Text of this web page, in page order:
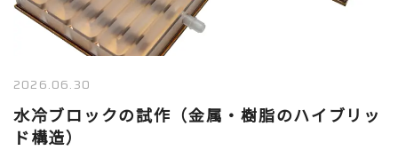
2026.06.30
水冷ブロックの試作（金属・樹脂のハイブリッ
ド構造）